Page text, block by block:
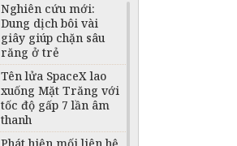
Nghiên cứu mới:
Dung dịch bôi vài
giây giúp chặn sâu
răng ở trẻ
Tên lửa SpaceX lao
xuống Mặt Trăng với
tốc độ gấp 7 lần âm
thanh